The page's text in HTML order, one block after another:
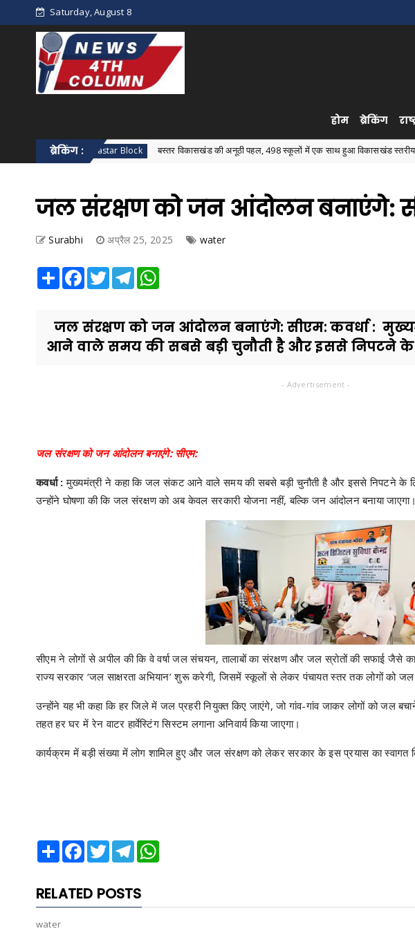
Saturday, August 8
होम ब्रेकिंग
ब्रेकिंग :
Bastar Block बस्तर विकासखंड की अनूठी पहल, 498 स्कूलों में एक साथ हुआ विकासखंड स्तरीय न्यौता भोज
जल संरक्षण को जन आंदोलन बनाएंगे:
Surabhi अप्रैल 25, 2025 water
Share Facebook
TwitterTelegram
जल संरक्षण को जन आंदोलन बनाएंगे: सीएम: कवर्धा :
आने वाले समय की सबसे बड़ी चुनौती है और इससे निपटने के
- Advertisement -
जल संरक्षण को जन आंदोलन बनाएंगे: सीएम:
कवर्धा :मुख्यमंत्री ने कहा कि जल संकट आने वाले समय की सबसे बड़ी चुनौती है और इससे निपटने के
उन्होंने घोषणा की कि जल संरक्षण को अब केवल सरकारी योजना नहीं, बल्कि जन आंदोलन बनाया जाएगा।
सीएम ने लोगों से अपील की कि वे वर्षा जल संचयन, तालाबों का संरक्षण और जल स्रोतों की सफाई जैसे
राज्य सरकार ‘जल साक्षरता अभियान’ शुरू करेगी, जिसमें स्कूलों से लेकर पंचायत स्तर तक लोगों को
उन्होंने यह भी कहा कि हर जिले में जल प्रहरी नियुक्त किए जाएंगे, जो गांव-गांव जाकर लोगों को जल
तहत हर घर में रेन वाटर हार्वेस्टिंग सिस्टम लगाना अनिवार्य किया जाएगा।
कार्यक्रम में बड़ी संख्या में लोग शामिल हुए और जल संरक्षण को लेकर सरकार के इस प्रयास का स्वागत
Share Facebook
TwitterTelegram
RELATED POSTS
water